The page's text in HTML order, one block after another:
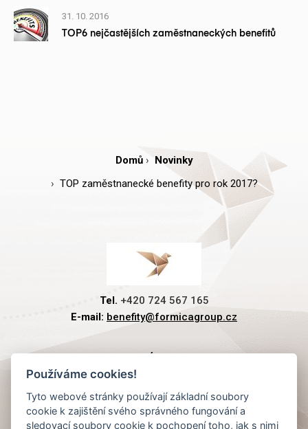
31. 10. 2016
TOP6 nejčastějších zaměstnaneckých benefitů
Domů
Novinky
TOP zaměstnanecké benefity pro rok 2017?
Tel. +420 724 567 165
E-mail: benefity@formicagroup.cz
RYCHLÁ NAVIGACE
Používáme cookies!
Tyto webové stránky používají základní soubory
cookie k zajištění svého správného fungování a
sledovací soubory cookie k pochopení toho, jak s nimi